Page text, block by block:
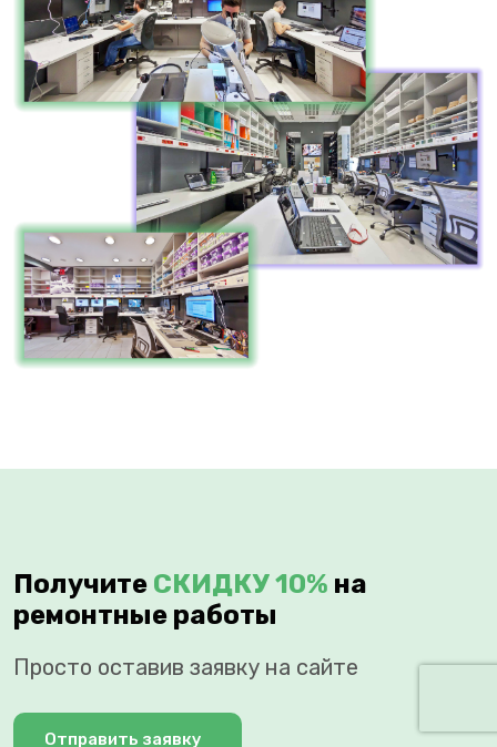
Получите СКИДКУ 10% на
ремонтные работы
Просто оставив заявку на сайте
Отправить заявку